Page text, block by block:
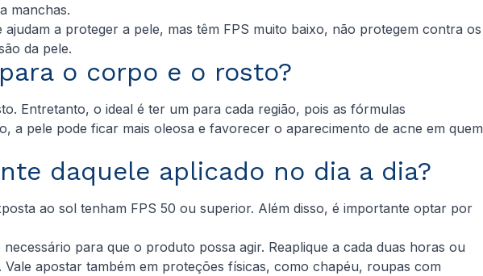
manchas.
a proteger a pele, mas têm FPS muito baixo, não protegem contra os
da pele.
o corpo e o rosto?
Entretanto, o ideal é ter um para cada região, pois as fórmulas
pele pode ficar mais oleosa e favorecer o aparecimento de acne em quem
daquele aplicado no dia a dia?
ao sol tenham FPS 50 ou superior. Além disso, é importante optar por
para que o produto possa agir. Reaplique a cada duas horas ou
apostar também em proteções físicas, como chapéu, roupas com